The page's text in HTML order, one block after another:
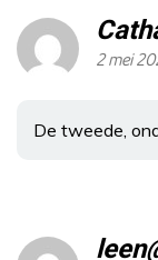
2 mei
De tweede,